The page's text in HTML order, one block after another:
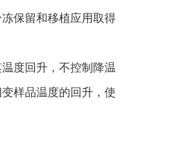
保留和移植应用取得
度回升，不控制降温
样品温度的回升，使